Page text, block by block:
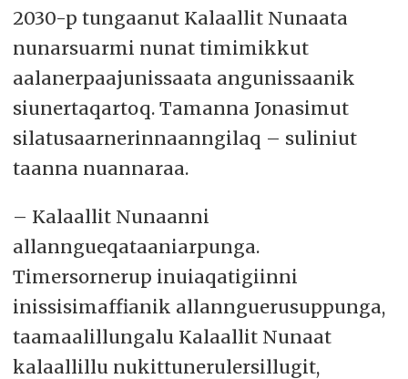
2030-p tungaanut Kalaallit Nunaata
nunarsuarmi nunat timimikkut
aalanerpaajunissaata angunissaanik
siunertaqartoq. Tamanna Jonasimut
silatusaarnerinnaanngilaq – suliniut
taanna nuannaraa.
– Kalaallit Nunaanni
allanngueqataaniarpunga.
Timersornerup inuiaqatigiinni
inissisimaffianik allannguerusuppunga,
taamaalillungalu Kalaallit Nunaat
kalaallillu nukittunerulersillugit,